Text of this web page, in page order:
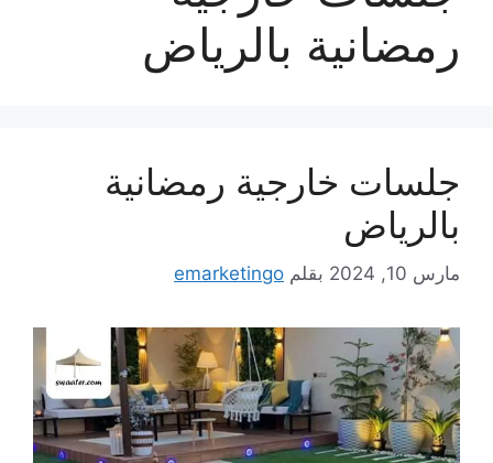
رمضانية بالرياض
جلسات خارجية رمضانية
بالرياض
مارس 10, 2024 بقلم emarketingo